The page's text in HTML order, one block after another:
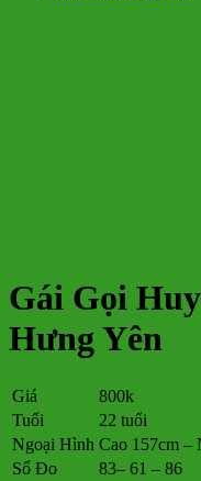
Gái Gọi
Hưng Yên
Giá
800k
Tuổi
22 tuổi
Ngoại Hình Cao 157cm –
Số Đo
83– 61 – 86